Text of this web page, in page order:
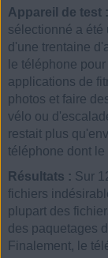
Appareil de test :
sélectionné a été
d'une trentaine
le téléphone
applications de
photos et faire
vélo ou
restait plus
téléphone dont
Résultats : Sur
fichiers
plupart des
des paquetages
Finalement, le